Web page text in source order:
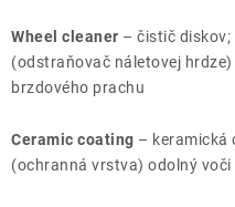
Wheel cleaner – čistič
(odstraňovač náletovej
brzdového prachu
Ceramic coating – keramická
(ochranná vrstva) odolný voči